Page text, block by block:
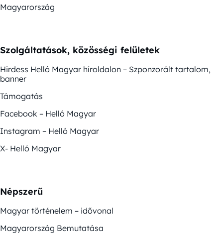
Magyarország
Szolgáltatások, közösségi felületek
Hirdess Helló Magyar híroldalon – Szponzorált tartalom,
banner
Támogatás
Facebook – Helló Magyar
Instagram – Helló Magyar
X- Helló Magyar
Népszerű
Magyar történelem – idővonal
Magyarország Bemutatása